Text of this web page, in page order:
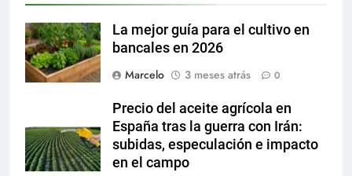
La mejor guía para el cultivo en
bancales en 2026
Marcelo
3 meses atrás 0
Precio del aceite agrícola en
España tras la guerra con Irán:
subidas, especulación e impacto
en el campo